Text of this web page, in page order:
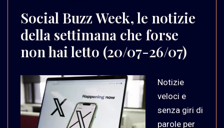
Social Buzz Week, le notizie
della settimana che forse
non hai letto (20/07-26/07)
Notizie
veloci e
senza giri di
parole per